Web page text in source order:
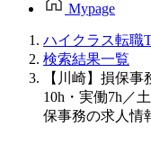
Mypage
ハイクラス転職
検索結果一覧
【川崎】損保
10h・実働7h／
保事務の求人情